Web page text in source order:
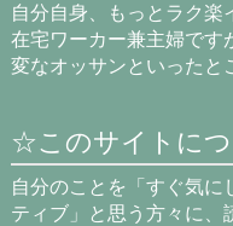
自分自身、もっとラク
在宅ワーカー兼主婦です
変なオッサンといったと
☆このサイトに
自分のことを「すぐ気
ティブ」と思う方々に、